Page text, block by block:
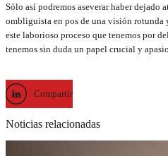
Sólo así podremos aseverar haber dejado
ombliguista en pos de una visión rotunda
este laborioso proceso que tenemos por
tenemos sin duda un papel crucial y
Compartir
Noticias relacionadas